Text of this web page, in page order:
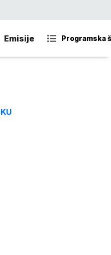
Emisije Programska